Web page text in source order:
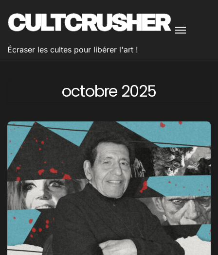
contenu
Écraser les cultes pour libérer l'art !
octobre 2025